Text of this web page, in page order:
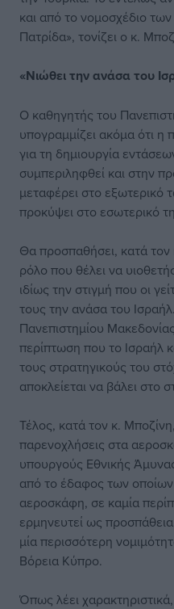
και από το νομοσχέδιο
Πατρίδα», τονίζει ο κ.
«Νιώθει την ανάσα του
Ο καθηγητής του
υπογραμμίζει ακόμα ότι η
για τη δημιουργία
συμπεριληφθεί και στην
μεταφέρει στο εξωτερικό
προκύψει στο εσωτερικό
Θα προσπαθήσει, κατά
ρόλο που θέλει να
ιδίως την στιγμή που οι
τους την ανάσα του
Πανεπιστημίου
περίπτωση που το Ισραήλ
τους στρατηγικούς του
αποκλείεται να βάλει στο
Τέλος, κατά τον κ.
παρενοχλήσεις στα
υπουργούς Εθνικής
από το έδαφος των
αεροσκάφη, σε καμία
ερμηνευτεί ως
μία περισσότερη
Βόρεια Κύπρο.
Όπως λέει